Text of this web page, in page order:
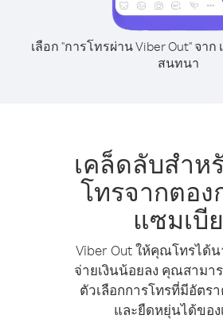
เลือก "การโทรผ่าน Viber Out" จา
สนทนา
เคล็ดลับสำห
โทรจากตอง
แซมเบีย
Viber Out ให้คุณโทรได้
จ่ายเงินน้อยลง คุณสามา
ตัวเลือกการโทรที่มีอัตร
และยืดหยุ่นได้ของ